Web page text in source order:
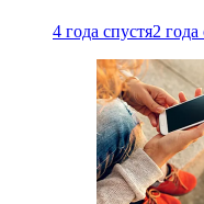
4 года спустя2 года